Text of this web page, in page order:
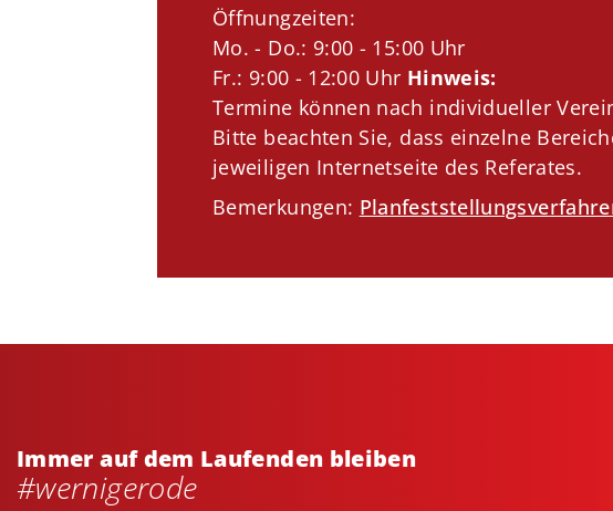
Öffnungzeiten:
Mo. - Do.: 9:00 - 15:00 Uhr
Fr.: 9:00 - 12:00 Uhr Hinweis:
Termine können nach individueller
Bitte beachten Sie, dass einzelne
jeweiligen Internetseite des Referates.
Bemerkungen:
Immer auf dem Laufenden bleiben
#wernigerode